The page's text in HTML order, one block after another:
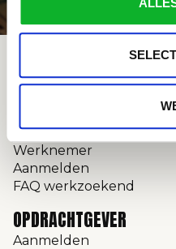
Easzy maakt werk écht
WERKNEMER
Werknemer
Aanmelden
FAQ werkzoekend
OPDRACHTGEVER
Aanmelden